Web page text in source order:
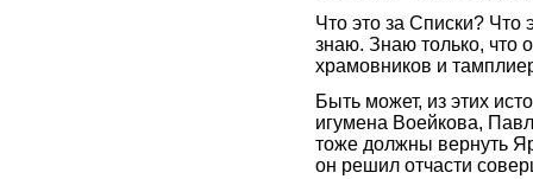
Что это за Списки?
знаю. Знаю только, что
храмовников и
Быть может, из этих
игумена Воейкова,
тоже должны вернуть
он решил отчасти